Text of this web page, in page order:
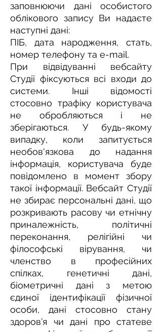
заповнюючи дані особистого
облікового запису Ви надаєте
наступні дані:
ПІБ, дата народження, стать,
номер телефону та e-mail.
При відвідуванні вебсайту
Студії фіксуються всі входи до
системи. Інші відомості
стосовно трафіку користувача
не обробляються і не
зберігаються. У будь-якому
випадку, коли запитується
необов'язкова до надання
інформація, користувача буде
повідомлено в момент збору
такої інформації. Вебсайт Студії
не збирає персональні дані, що
розкривають расову чи етнічну
приналежність, політичні
переконання, релігійні чи
філософські вірування, чи
членство в професійних
спілках, генетичні дані,
біометричні дані з метою
єдиної ідентифікації фізичної
особи, дані стосовно стану
здоров’я чи дані про статеве